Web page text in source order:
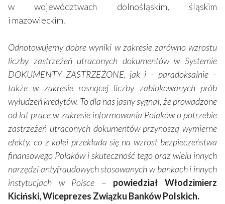
w województwach dolnośląskim, śląskim
i mazowieckim.
Odnotowujemy dobre wyniki w zakresie zarówno wzrostu
liczby zastrzeżeń utraconych dokumentów w Systemie
DOKUMENTY ZASTRZEŻONE, jak i – paradoksalnie –
także w zakresie rosnącej liczby zablokowanych prób
wyłudzeń kredytów. To dla nas jasny sygnał, że prowadzone
od lat prace w zakresie informowania Polaków o potrzebie
zastrzeżeń utraconych dokumentów przynoszą wymierne
efekty, co z kolei przekłada się na wzrost bezpieczeństwa
finansowego Polaków i skuteczność tego oraz wielu innych
narzędzi antyfraudowych stosowanych w bankach i innych
instytucjach w Polsce – powiedział Włodzimierz
Kiciński, Wiceprezes Związku Banków Polskich.